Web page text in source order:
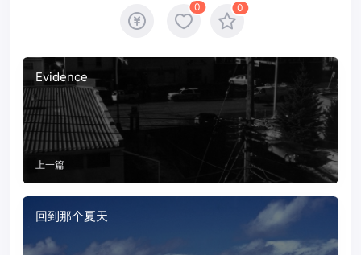
0 0
Evidence
上一篇
回到那个夏天